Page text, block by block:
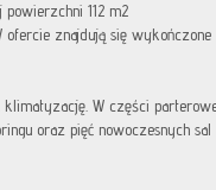
112 m2
znajdują się wykończone
klimatyzację. W części
oraz pięć nowoczesnych sal